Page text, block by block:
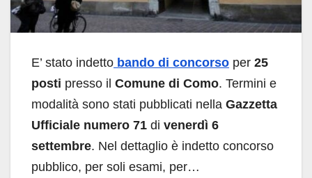
E’ stato indetto bando di concorso per 25
posti presso il Comune di Como. Termini e
modalità sono stati pubblicati nella Gazzetta
Ufficiale numero 71 di venerdì 6
settembre. Nel dettaglio è indetto concorso
pubblico, per soli esami, per…